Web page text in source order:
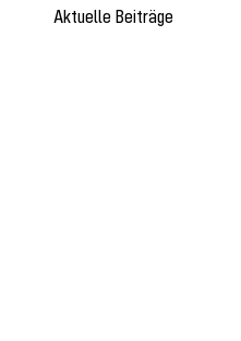
Aktuelle Beiträge